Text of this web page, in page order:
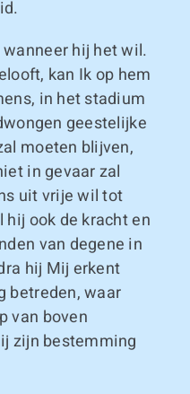
hij het wil.
kan Ik op hem
in het stadium
geestelijke
moeten blijven,
in gevaar zal
uit vrije wil tot
hij ook de kracht en
van degene in
hij Mij erkent
betreden, waar
van boven
zijn bestemming